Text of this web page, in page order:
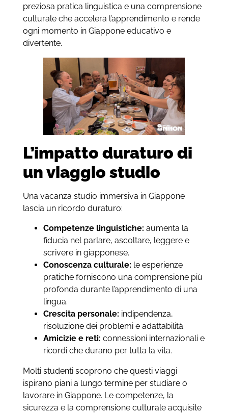
preziosa pratica linguistica e una comprensione
culturale che accelera l’apprendimento e rende
ogni momento in Giappone educativo e
divertente.
L’impatto duraturo di
un viaggio studio
Una vacanza studio immersiva in Giappone
lascia un ricordo duraturo:
Competenze linguistiche: aumenta la
fiducia nel parlare, ascoltare, leggere e
scrivere in giapponese.
Conoscenza culturale: le esperienze
pratiche forniscono una comprensione più
profonda durante l’apprendimento di una
lingua.
Crescita personale: indipendenza,
risoluzione dei problemi e adattabilità.
Amicizie e reti: connessioni internazionali e
ricordi che durano per tutta la vita.
Molti studenti scoprono che questi viaggi
ispirano piani a lungo termine per studiare o
lavorare in Giappone. Le competenze, la
sicurezza e la comprensione culturale acquisite